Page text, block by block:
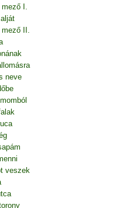
I.
mező II.
neve
veszek